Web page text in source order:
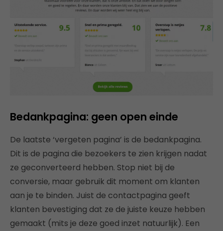
Bedankpagina: geen open einde
De laatste ‘vergeten pagina’ is de bedankpagina.
Dit is de pagina die bezoekers te zien krijgen nadat
ze geconverteerd hebben. Stop niet bij de
conversie, maar gebruik dit moment om klanten
aan je te binden. Juist de contactpagina geeft
klanten bevestiging dat ze de juiste keuze hebben
gemaakt (mits je deze goed inzet natuurlijk). Een